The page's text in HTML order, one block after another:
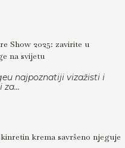
Show 2025: zavirite u
na svijetu
najpoznatiji vizažisti i
krema savršeno njeguje